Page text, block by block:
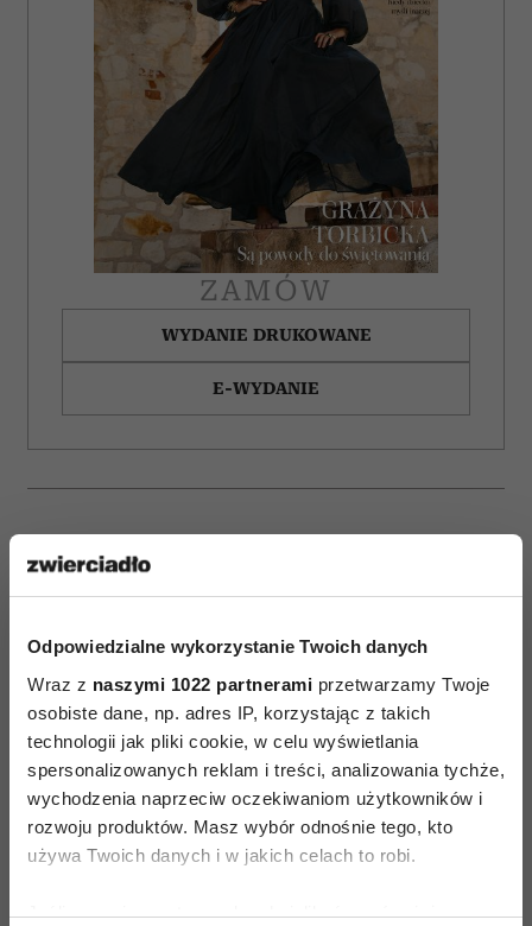
Odpowiedzialne wykorzystanie Twoich danych
Wraz z naszymi 1022 partnerami przetwarzamy Twoje
osobiste dane, np. adres IP, korzystając z takich
technologii jak pliki cookie, w celu wyświetlania
spersonalizowanych reklam i treści, analizowania tychże,
wychodzenia naprzeciw oczekiwaniom użytkowników i
rozwoju produktów. Masz wybór odnośnie tego, kto
używa Twoich danych i w jakich celach to robi.
Jeśli wyrazisz na to zgodę, chcielibyśmy również:
ZAMÓW
WYDANIE DRUKOWANE
E-WYDANIE
Jane Fonda ma 88 lat
i mówi, że
największego błędu
większość ludzi
pięćdziesiątce
Najpiękniejsze filmy
o zaczynaniu życia od
nowa po 50. Każdy
z nich daje nadzieję
nie jest za późno na